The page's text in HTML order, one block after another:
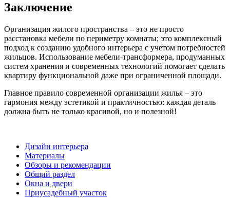
Заключение
Организация жилого пространства – это не просто
расстановка мебели по периметру комнаты; это комплексный
подход к созданию удобного интерьера с учетом потребностей
жильцов. Использование мебели-трансформера, продуманных
систем хранения и современных технологий помогает сделать
квартиру функциональной даже при ограниченной площади.
Главное правило современной организации жилья – это
гармония между эстетикой и практичностью: каждая деталь
должна быть не только красивой, но и полезной!
Дизайн интерьера
Материалы
Обзоры и рекомендации
Общий раздел
Окна и двери
Приусадебный участок